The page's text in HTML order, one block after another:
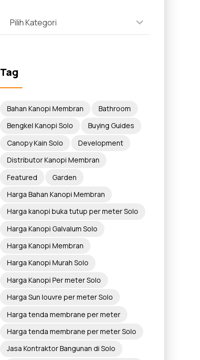
Pilih Kategori
Tag
Bahan Kanopi Membran
Bathroom
Bengkel Kanopi Solo
Buying Guides
Canopy Kain Solo
Development
Distributor Kanopi Membran
Featured
Garden
Harga Bahan Kanopi Membran
Harga kanopi buka tutup per meter Solo
Harga Kanopi Galvalum Solo
Harga Kanopi Membran
Harga Kanopi Murah Solo
Harga Kanopi Per meter Solo
Harga Sun louvre per meter Solo
Harga tenda membrane per meter
Harga tenda membrane per meter Solo
Jasa Kontraktor Bangunan di Solo